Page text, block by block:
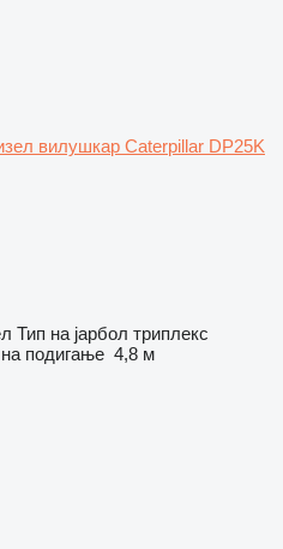
вилушкар Caterpillar DP25K
Тип на јарбол триплекс
подигање 4,8 м